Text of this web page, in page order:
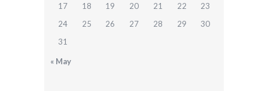
17
18 19 20 21 22
23
24
25 26 27 28 29
30
31
« May